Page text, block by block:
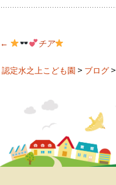
投
稿
ナ
← チア
認定水之上こども園 > ブログ>